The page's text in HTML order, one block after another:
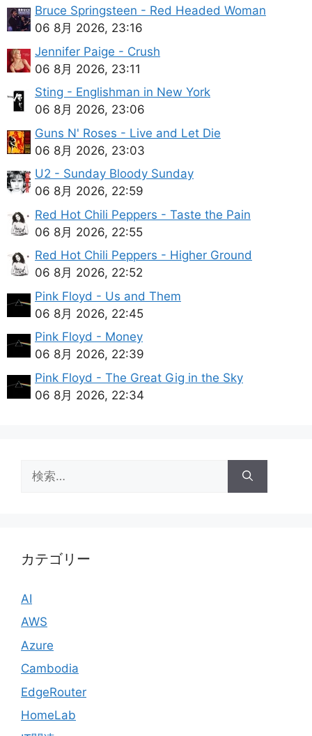
Bruce Springsteen - Red Headed Woman
06 8月 2026, 23:16
Jennifer Paige - Crush
06 8月 2026, 23:11
Sting - Englishman in New York
06 8月 2026, 23:06
Guns N' Roses - Live and Let Die
06 8月 2026, 23:03
U2 - Sunday Bloody Sunday
06 8月 2026, 22:59
Red Hot Chili Peppers - Taste the Pain
06 8月 2026, 22:55
Red Hot Chili Peppers - Higher Ground
06 8月 2026, 22:52
Pink Floyd - Us and Them
06 8月 2026, 22:45
Pink Floyd - Money
06 8月 2026, 22:39
Pink Floyd - The Great Gig in the Sky
06 8月 2026, 22:34
索:
カテゴリー
AI
AWS
Azure
Cambodia
EdgeRouter
HomeLab